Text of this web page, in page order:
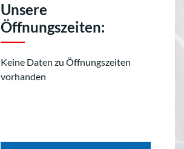
Unsere
Öffnungszeiten:
Keine Daten zu Öffnungszeiten
vorhanden